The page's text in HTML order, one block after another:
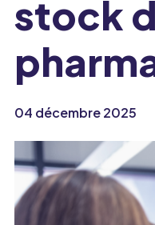
stock
04 décembre 2025